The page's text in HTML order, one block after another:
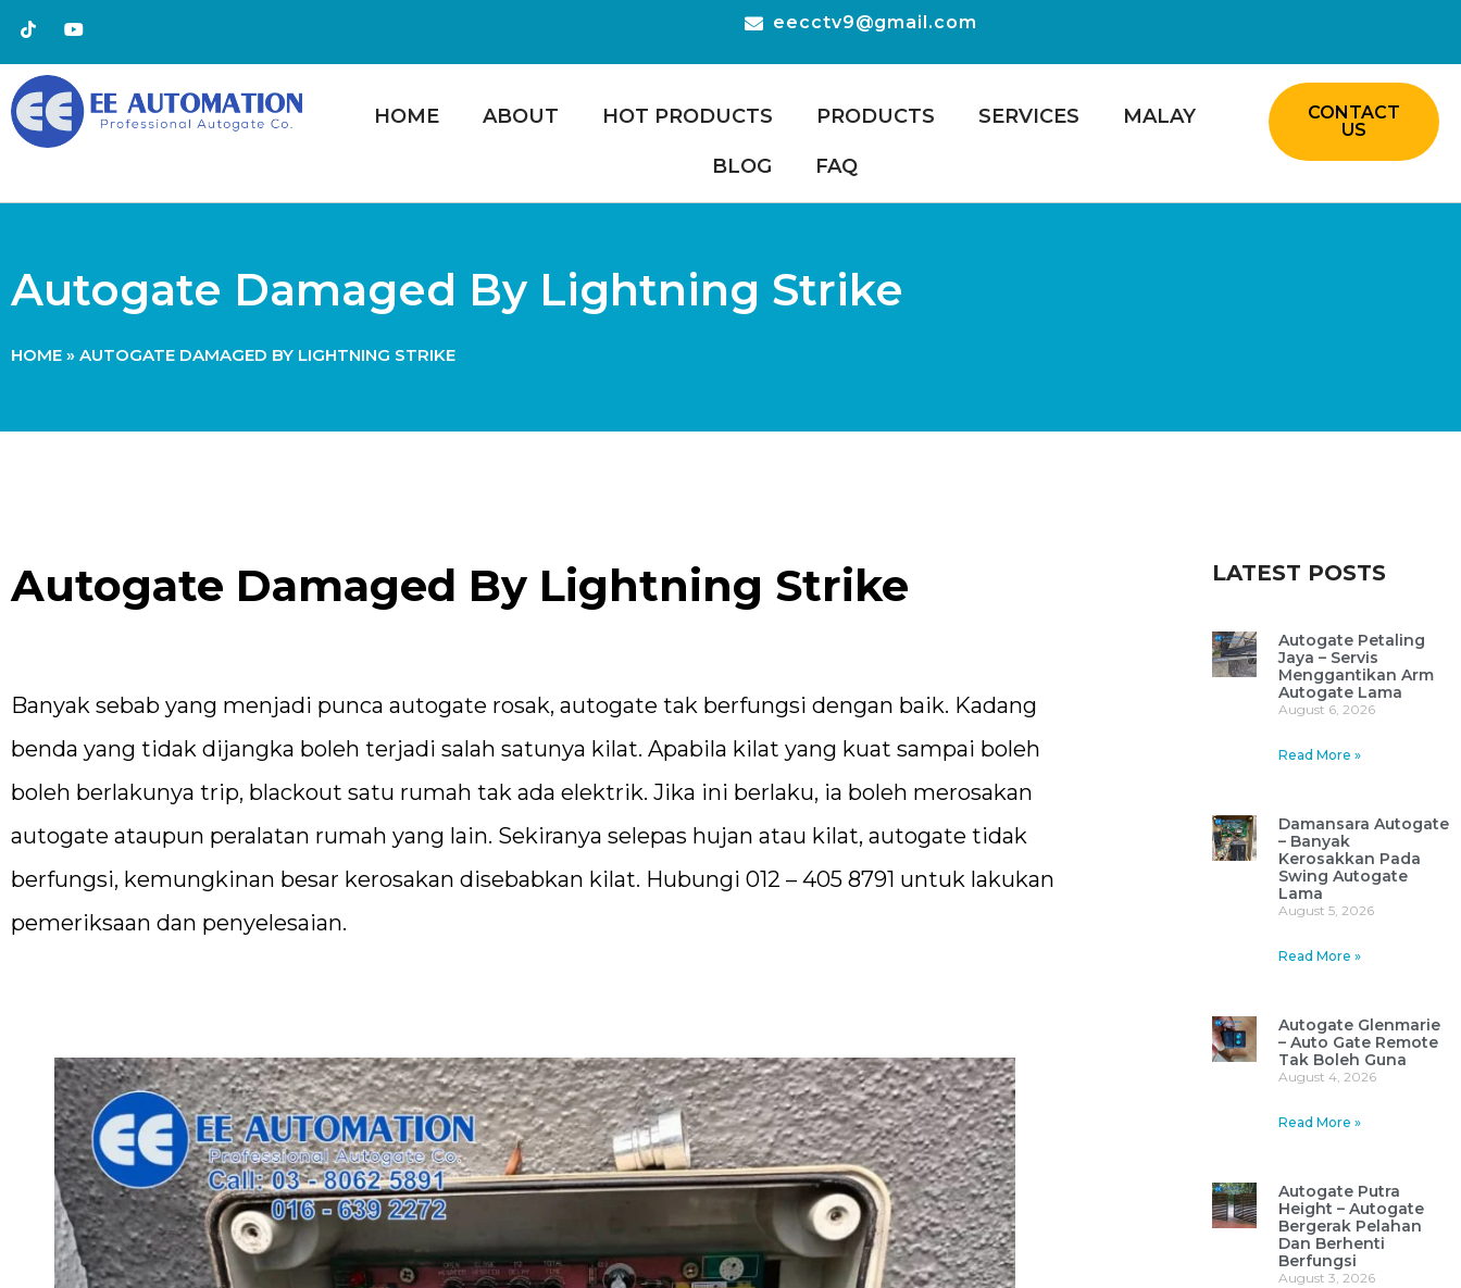
eecctv9@gmail.com
HOME ABOUT HOT PRODUCTS PRODUCTS SERVICES MALAY
BLOG FAQ
CONTACT
US
Autogate Damaged By Lightning Strike
HOME » AUTOGATE DAMAGED BY LIGHTNING STRIKE
Autogate Damaged By Lightning Strike
Banyak sebab yang menjadi punca autogate rosak, autogate tak berfungsi dengan baik. Kadang
benda yang tidak dijangka boleh terjadi salah satunya kilat. Apabila kilat yang kuat sampai boleh
boleh berlakunya trip, blackout satu rumah tak ada elektrik. Jika ini berlaku, ia boleh merosakan
autogate ataupun peralatan rumah yang lain. Sekiranya selepas hujan atau kilat, autogate tidak
berfungsi, kemungkinan besar kerosakan disebabkan kilat. Hubungi 012 – 405 8791 untuk lakukan
pemeriksaan dan penyelesaian.
LATEST POSTS
Autogate Petaling
Jaya – Servis
Menggantikan Arm
Autogate Lama
August 6, 2026
Read More »
Damansara Autogate
– Banyak
Kerosakkan Pada
Swing Autogate
Lama
August 5, 2026
Read More »
Autogate Glenmarie
– Auto Gate Remote
Tak Boleh Guna
August 4, 2026
Read More »
Autogate Putra
Height – Autogate
Bergerak Pelahan
Dan Berhenti
Berfungsi
August 3, 2026